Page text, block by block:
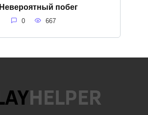
Невероятный побег
0 667